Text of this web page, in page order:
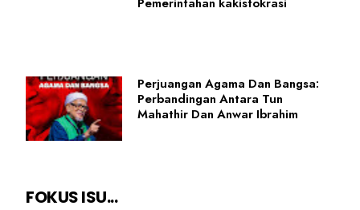
Perjuangan Agama Dan Bangsa:
Perbandingan Antara Tun
Mahathir Dan Anwar Ibrahim
FOKUS ISU...